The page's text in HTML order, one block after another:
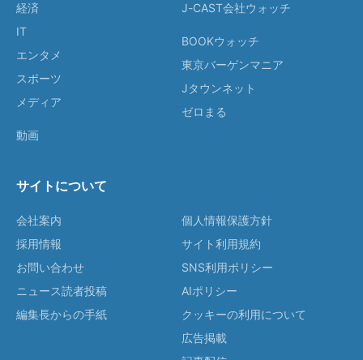
経済
IT
エンタメ
スポーツ
メディア
動画
J-CAST会社ウォッチ
BOOKウォッチ
東京バーゲンマニア
Jタウンネット
ゼロまる
サイトについて
会社案内
採用情報
お問い合わせ
ニュース読者投稿
編集長からの手紙
個人情報保護方針
サイト利用規約
SNS利用ポリシー
AIポリシー
クッキーの利用について
広告掲載